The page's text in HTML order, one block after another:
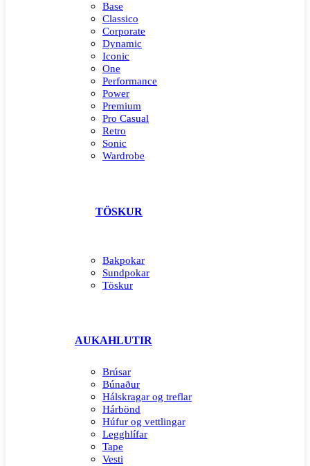
Base
Classico
Corporate
Dynamic
Iconic
One
Performance
Power
Premium
Pro Casual
Retro
Sonic
Wardrobe
TÖSKUR
Bakpokar
Sundpokar
Töskur
AUKAHLUTIR
Brúsar
Búnaður
Hálskragar og treflar
Hárbönd
Húfur og vettlingar
Legghlífar
Tape
Vesti